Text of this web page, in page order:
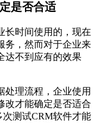
是否合适
长时间使用的，现在
务，然而对于企业来
达不到应有的效果
理流程，企业使用
改才能确定是否适合
测试CRM软件才能